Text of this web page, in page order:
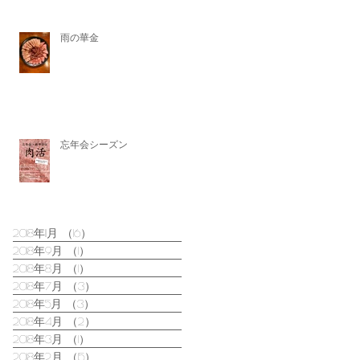
雨の華金
忘年会シーズン
2018年11月 （16）
2018年9月
（1）
2018年8月
（1）
2018年7月
（3）
2018年5月
（3）
2018年4月
（2）
2018年3月
（1）
2018年2月
（15）